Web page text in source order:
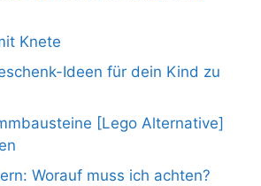
Knete
Ideen für dein Kind zu
[Lego Alternative]
Worauf muss ich achten?